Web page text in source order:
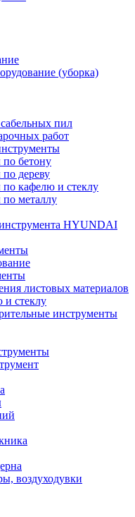
(уборка)
пил
работ
бетону
дереву
кафелю и стеклу
металлу
HYUNDAI
листовых материалов
стеклу
инструменты
воздуходувки